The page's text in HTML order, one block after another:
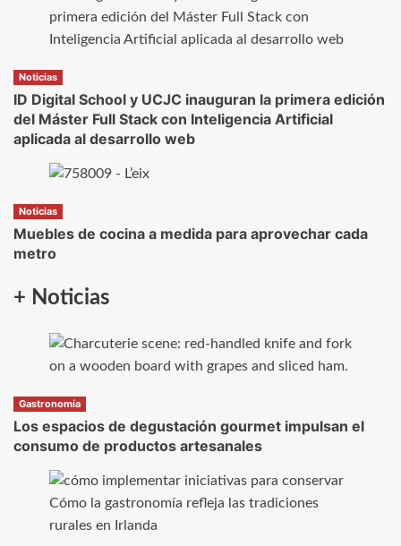
Noticias
ID Digital School y UCJC inauguran la primera edición
del Máster Full Stack con Inteligencia Artificial
aplicada al desarrollo web
Noticias
Muebles de cocina a medida para aprovechar cada
metro
+ Noticias
Gastronomía
Los espacios de degustación gourmet impulsan el
consumo de productos artesanales